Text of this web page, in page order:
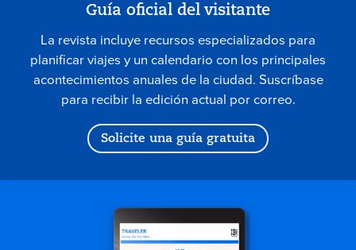
Guía oficial del visitante
La revista incluye recursos especializados para
planificar viajes y un calendario con los principales
acontecimientos anuales de la ciudad. Suscríbase
para recibir la edición actual por correo.
Solicite una guía gratuita